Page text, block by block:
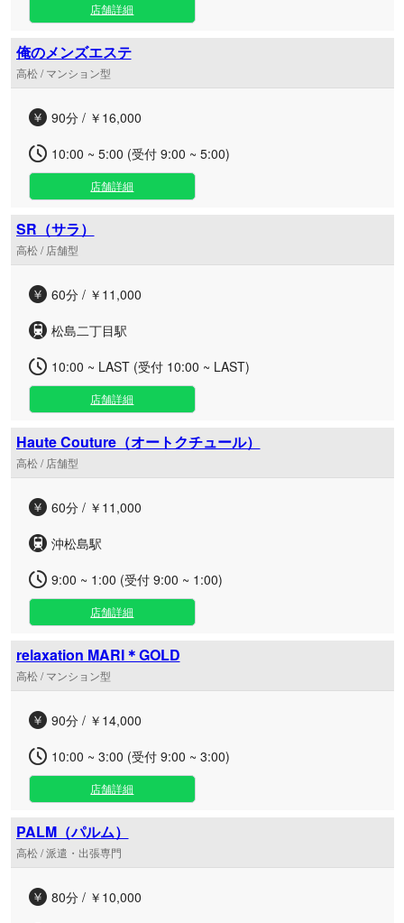
や家事で忙しく過ごす大人の方にぴったりの隠れ家ルーム。
ゆったりとした滑らかな手つきで、お体の深部までじっくり
とほぐしていきます。お仕事帰りの遅い時間や、ご予定の合
間のリフレッシュなど、ご都合の良いタイミングでぜひお立
福のひとときをごゆっくりとお過ごしくださいませ。
店舗詳細
俺のメンズエステ
高松 / マンション型
90分 / ￥16,000
10:00 ~ 5:00 (受付 9:00 ~ 5:00)
店舗詳細
SR（サラ）
高松 / 店舗型
60分 / ￥11,000
松島二丁目駅
10:00 ~ LAST (受付 10:00 ~ LAST)
店舗詳細
Haute Couture（オートクチュール）
高松 / 店舗型
60分 / ￥11,000
沖松島駅
9:00 ~ 1:00 (受付 9:00 ~ 1:00)
店舗詳細
relaxation MARI＊GOLD
高松 / マンション型
90分 / ￥14,000
10:00 ~ 3:00 (受付 9:00 ~ 3:00)
店舗詳細
PALM（パルム）
高松 / 派遣・出張専門
80分 / ￥10,000